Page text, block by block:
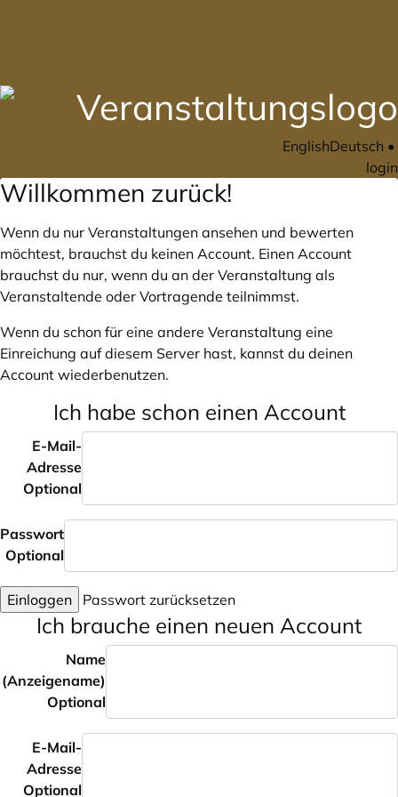
EnglishDeutsch •
login
Willkommen zurück!
Wenn du nur Veranstaltungen ansehen und bewerten
möchtest, brauchst du keinen Account. Einen Account
brauchst du nur, wenn du an der Veranstaltung als
Veranstaltende oder Vortragende teilnimmst.
Wenn du schon für eine andere Veranstaltung eine
Einreichung auf diesem Server hast, kannst du deinen
Account wiederbenutzen.
Ich habe schon einen Account
E-Mail-
Adresse
Optional
Passwort
Optional
Einloggen Passwort zurücksetzen
Ich brauche einen neuen Account
Name
(Anzeigename)
Optional
E-Mail-
Adresse
Optional